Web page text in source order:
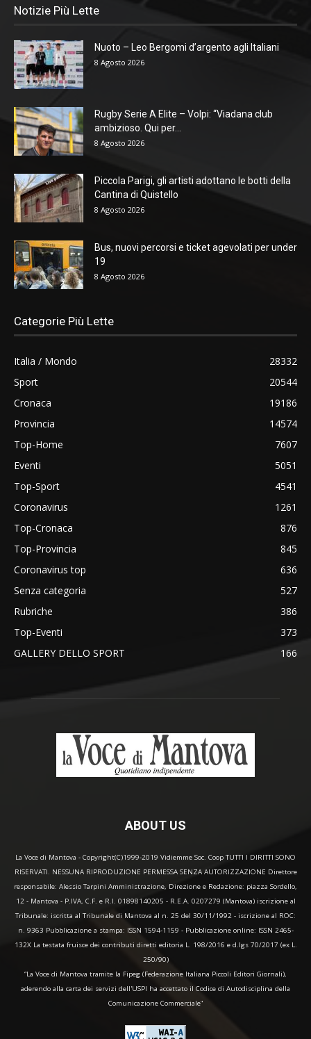
Notizie Più Lette
Nuoto – Leo Bergomi d’argento agli Italiani
8 Agosto 2026
Rugby Serie A Elite – Volpi: “Viadana club
ambizioso. Qui per...
8 Agosto 2026
Piccola Parigi, gli artisti adottano le botti della
Cantina di Quistello
8 Agosto 2026
Bus, nuovi percorsi e ticket agevolati per under
19
8 Agosto 2026
Categorie Più Lette
Italia / Mondo
28332
Sport
20544
Cronaca
19186
Provincia
14574
Top-Home
7607
Eventi
5051
Top-Sport
4541
Coronavirus
1261
Top-Cronaca
876
Top-Provincia
845
Coronavirus top
636
Senza categoria
527
Rubriche
386
Top-Eventi
373
GALLERY DELLO SPORT
166
ABOUT US
La Voce di Mantova - Copyright(C)1999-2019 Vidiemme Soc. Coop TUTTI I DIRITTI SONO
RISERVATI. NESSUNA RIPRODUZIONE PERMESSA SENZA AUTORIZZAZIONE Direttore
responsabile: Alessio Tarpini Amministrazione, Direzione e Redazione: piazza Sordello,
12 - Mantova - P.IVA, C.F. e R.I. 01898140205 - R.E.A. 0207279 (Mantova) iscrizione al
Tribunale: iscritta al Tribunale di Mantova al n. 25 del 30/11/1992 - iscrizione al ROC:
n. 9363 Pubblicazione a stampa: ISSN 1594-1159 - Pubblicazione online: ISSN 2465-
132X La testata fruisce dei contributi diretti editoria L. 198/2016 e d.lgs 70/2017 (ex L.
250/90)
“La Voce di Mantova tramite la Fipeg (Federazione Italiana Piccoli Editori Giornali),
aderendo alla carta dei servizi dell'USPI ha accettato il Codice di Autodisciplina della
Comunicazione Commerciale"